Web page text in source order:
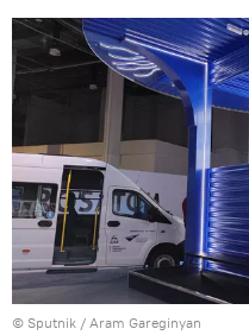
© Sputnik / Aram Gareginyan